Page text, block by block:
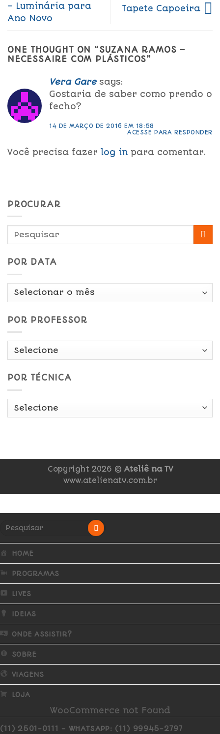
– Luminária para
Ano Novo
Tapete Capoeira
ONE THOUGHT ON “SUZANA RAMOS –
NECESSAIRE COM PLÁSTICOS”
Vera Gare says:
Gostaria de saber como prendo o
fecho?
14 DE MARÇO DE 2016 EM 18:58
ACESSE PARA RESPONDER
Você precisa fazer log in para comentar.
PROCURAR
POR DATA
Por
POR PROFESSOR
POR TÉCNICA
Copyright 2026 © Ateliê na TV
www.atelienatv.com.br
HOME
PROGRAMAS
LIVES
IDEIAS
ONDE ASSISTIR?
SOBRE
VIAGENS
LOJA
WooCommerce not Found
(11) 2501-0111 - WHATSAPP: (11) 99945-2797